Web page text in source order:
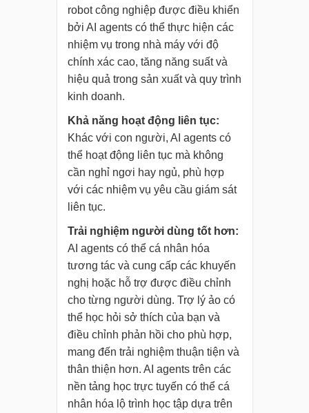
robot công nghiệp được điều khiển
bởi AI agents có thể thực hiện các
nhiệm vụ trong nhà máy với độ
chính xác cao, tăng năng suất và
hiệu quả trong sản xuất và quy trình
kinh doanh.
Khả năng hoạt động liên tục:
Khác với con người, AI agents có
thể hoạt động liên tục mà không
cần nghỉ ngơi hay ngủ, phù hợp
với các nhiệm vụ yêu cầu giám sát
liên tục.
Trải nghiệm người dùng tốt hơn:
AI agents có thể cá nhân hóa
tương tác và cung cấp các khuyến
nghị hoặc hỗ trợ được điều chỉnh
cho từng người dùng. Trợ lý ảo có
thể học hỏi sở thích của bạn và
điều chỉnh phản hồi cho phù hợp,
mang đến trải nghiệm thuận tiện và
thân thiện hơn. AI agents trên các
nền tảng học trực tuyến có thể cá
nhân hóa lộ trình học tập dựa trên